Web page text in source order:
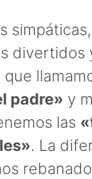
divertidos
que
padre» y
las
. La